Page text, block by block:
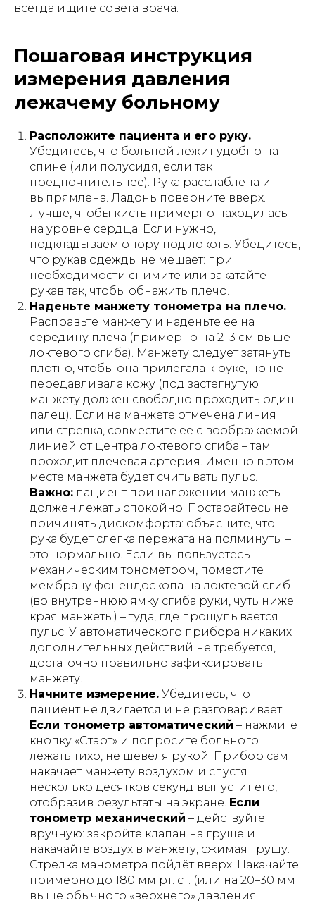
всегда ищите совета врача.
Пошаговая инструкция
измерения давления
лежачему больному
Расположите пациента и его руку.
Убедитесь, что больной лежит удобно на
спине (или полусидя, если так
предпочтительнее). Рука расслаблена и
выпрямлена. Ладонь поверните вверх.
Лучше, чтобы кисть примерно находилась
на уровне сердца. Если нужно,
подкладываем опору под локоть. Убедитесь,
что рукав одежды не мешает: при
необходимости снимите или закатайте
рукав так, чтобы обнажить плечо.
Наденьте манжету тонометра на плечо.
Расправьте манжету и наденьте ее на
середину плеча (примерно на 2–3 см выше
локтевого сгиба)​. Манжету следует затянуть
плотно, чтобы она прилегала к руке, но не
передавливала кожу (под застегнутую
манжету должен свободно проходить один
палец). Если на манжете отмечена линия
или стрелка, совместите ее с воображаемой
линией от центра локтевого сгиба – там
проходит плечевая артерия. Именно в этом
месте манжета будет считывать пульс.
Важно: пациент при наложении манжеты
должен лежать спокойно. Постарайтесь не
причинять дискомфорта: объясните, что
рука будет слегка пережата на полминуты –
это нормально. Если вы пользуетесь
механическим тонометром, поместите
мембрану фонендоскопа на локтевой сгиб
(во внутреннюю ямку сгиба руки, чуть ниже
края манжеты) – туда, где прощупывается
пульс. У автоматического прибора никаких
дополнительных действий не требуется,
достаточно правильно зафиксировать
манжету.
Начните измерение. Убедитесь, что
пациент не двигается и не разговаривает.
Если тонометр автоматический – нажмите
кнопку «Старт» и попросите больного
лежать тихо, не шевеля рукой. Прибор сам
накачает манжету воздухом и спустя
несколько десятков секунд выпустит его,
отобразив результаты на экране. Если
тонометр механический – действуйте
вручную: закройте клапан на груше и
накачайте воздух в манжету, сжимая грушу.
Стрелка манометра пойдёт вверх. Накачайте
примерно до 180 мм рт. ст. (или на 20–30 мм
выше обычного «верхнего» давления